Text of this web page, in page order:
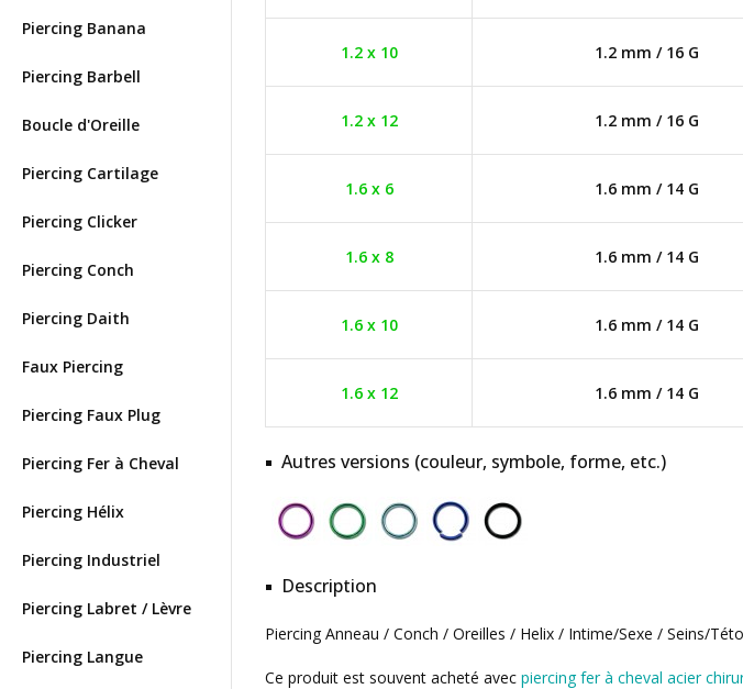
Piercing Banana
Piercing Barbell
Boucle d'Oreille
Piercing Cartilage
Piercing Clicker
Piercing Conch
Piercing Daith
Faux Piercing
Piercing Faux Plug
Piercing Fer à Cheval
Piercing Hélix
Piercing Industriel
Piercing Labret / Lèvre
Piercing Langue
1.2 x 10 1.2 mm / 16 G
1.2 x 12 1.2 mm / 16 G
1.6 x 6 1.6 mm / 14 G
1.6 x 8 1.6 mm / 14 G
1.6 x 10 1.6 mm / 14 G
1.6 x 12 1.6 mm / 14 G
Autres versions (couleur, symbole, forme, etc.)
Description
Piercing Anneau / Conch / Oreilles / Helix / Intime/Sexe / Seins/
Ce produit est souvent acheté avec piercing fer à cheval acier